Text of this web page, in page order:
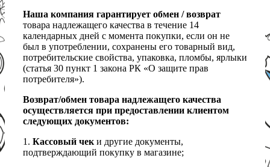
Наша компания гарантирует обмен / возврат
товара надлежащего качества в течение 14
календарных дней с момента покупки, если он не
был в употреблении, сохранены его товарный вид,
потребительские свойства, упаковка, пломбы, ярлыки
(статья 30 пункт 1 закона РК «О защите прав
потребителя»).
Возврат/обмен товара надлежащего качества
осуществляется при предоставлении клиентом
следующих документов:
1. Кассовый чеки другие документы,
подтверждающий покупку в магазине;